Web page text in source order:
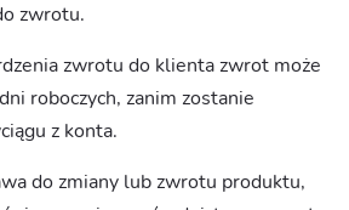
zwrotu.
zwrotu do klienta zwrot może
roboczych, zanim zostanie
z konta.
do zmiany lub zwrotu produktu,